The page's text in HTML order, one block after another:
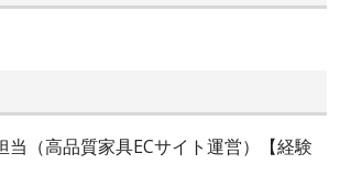
（高品質家具ECサイト運営）【経験